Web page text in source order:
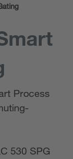
Process
530 SPG